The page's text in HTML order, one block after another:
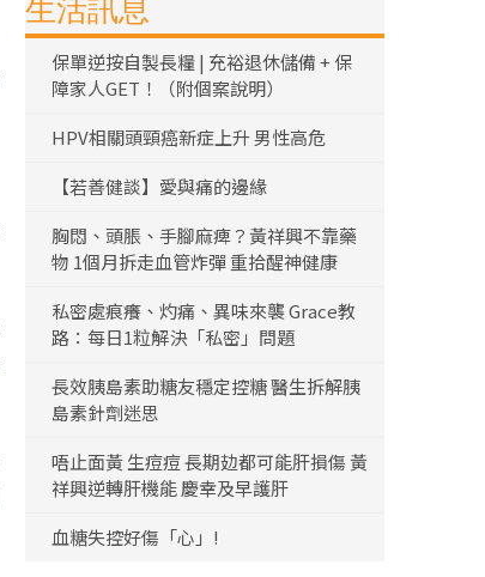
生活訊息
保單逆按自製長糧 | 充裕退休儲備 + 保
障家人GET！（附個案說明）
HPV相關頭頸癌新症上升 男性高危
【若善健談】愛與痛的邊緣
胸悶、頭脹、手腳麻痺？黃祥興不靠藥
物 1個月拆走血管炸彈 重拾醒神健康
私密處痕癢、灼痛、異味來襲 Grace教
路：每日1粒解決「私密」問題
長效胰島素助糖友穩定控糖 醫生拆解胰
島素針劑迷思
唔止面黃 生痘痘 長期攰都可能肝損傷 黃
祥興逆轉肝機能 慶幸及早護肝
血糖失控好傷「心」!